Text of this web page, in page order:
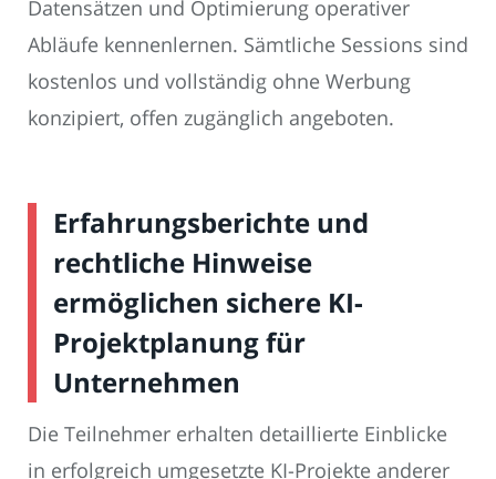
Datensätzen und Optimierung operativer
Abläufe kennenlernen. Sämtliche Sessions sind
kostenlos und vollständig ohne Werbung
konzipiert, offen zugänglich angeboten.
Erfahrungsberichte und
rechtliche Hinweise
ermöglichen sichere KI-
Projektplanung für
Unternehmen
Die Teilnehmer erhalten detaillierte Einblicke
in erfolgreich umgesetzte KI-Projekte anderer